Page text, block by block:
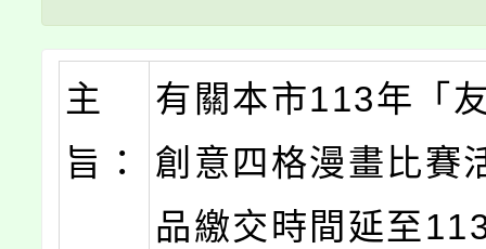
主
旨：
有關本市113年「
創意四格漫畫比賽
品繳交時間延至